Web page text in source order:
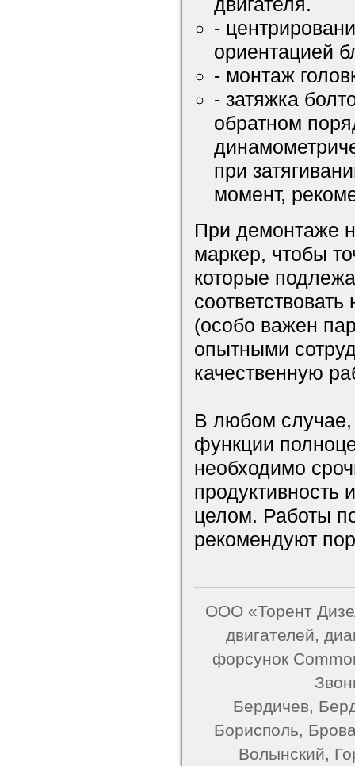
-
ориентацией
- монтаж
- затяжка
обратном
при
момент,
При демонтаже
маркер, чтобы
которые
(особо важен
опытными
качественную
В любом случае,
функции
необходимо
продуктивность
целом. Работы
рекомендуют
ООО «Торент
двигателей,
форсунок
Бердичев,
Борисполь,
Волынский,